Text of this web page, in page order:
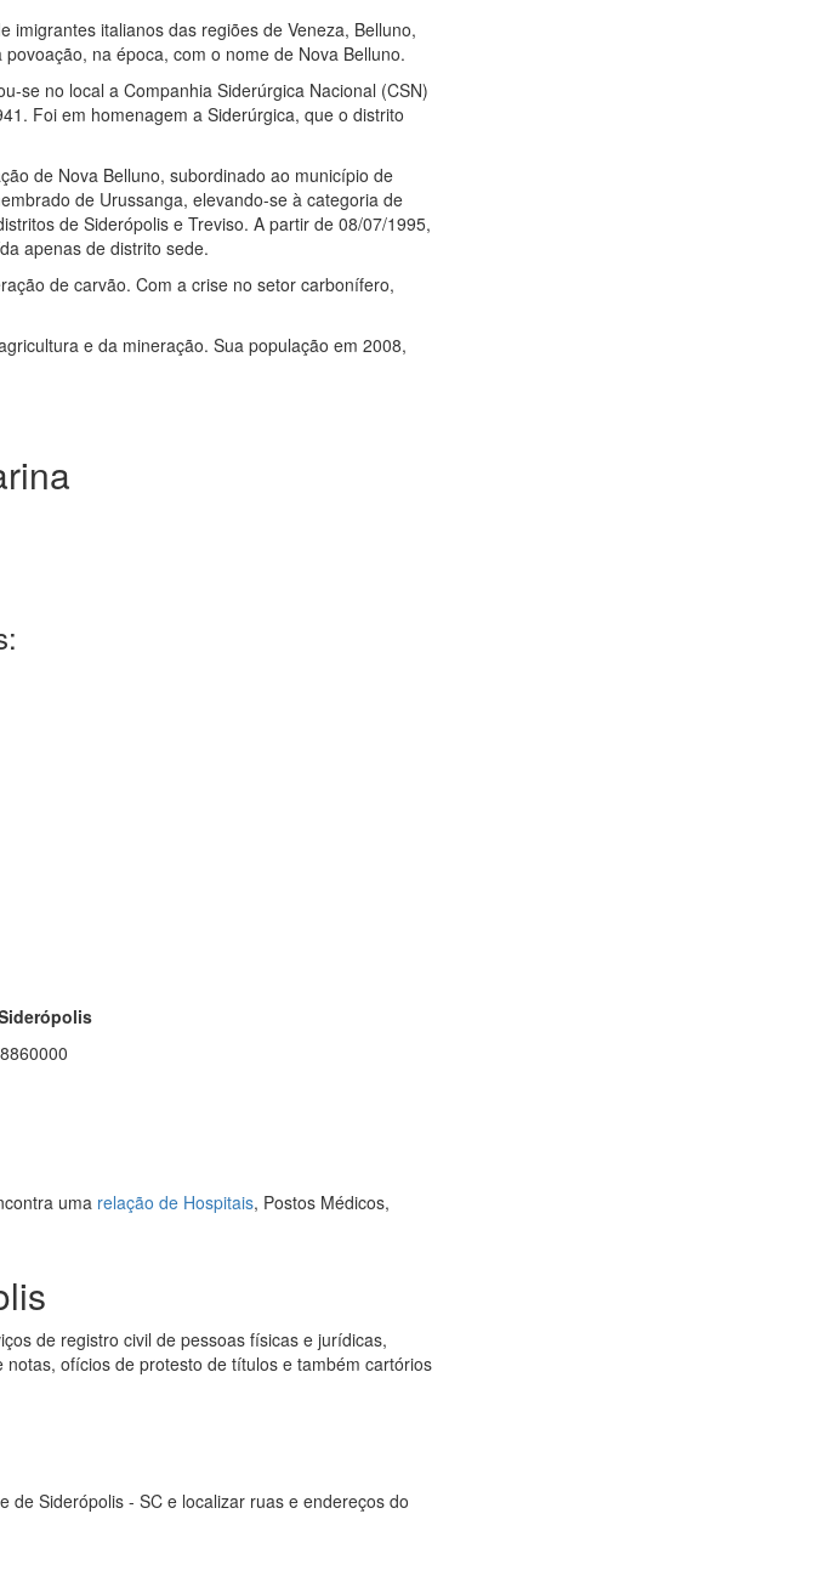
imigrantes italianos das regiões de Veneza, Belluno,
na época, com o nome de Nova Belluno.
se no local a Companhia Siderúrgica Nacional (CSN)
Foi em homenagem a Siderúrgica, que o distrito
de Nova Belluno, subordinado ao município de
de Urussanga, elevando-se à categoria de
de Siderópolis e Treviso. A partir de 08/07/1995,
apenas de distrito sede.
de carvão. Com a crise no setor carbonífero,
e da mineração. Sua população em 2008,
uma relação de Hospitais, Postos Médicos,
de registro civil de pessoas físicas e jurídicas,
ofícios de protesto de títulos e também cartórios
de Siderópolis - SC e localizar ruas e endereços do